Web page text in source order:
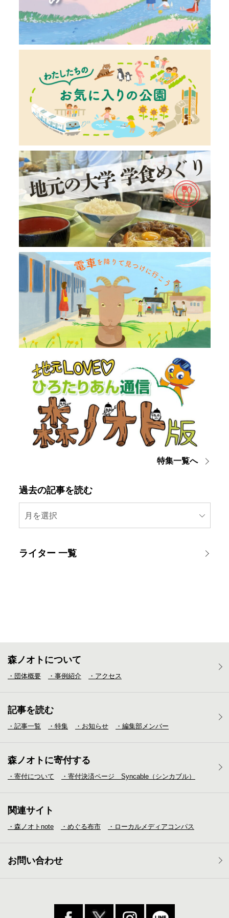
特集一覧へ
過去の記事を読む
月を選択
ライター 一覧
森ノオトについて
・団体概要 ・事例紹介 ・アクセス
記事を読む
・記事一覧 ・特集 ・お知らせ ・編集部メンバー
森ノオトに寄付する
・寄付について ・寄付決済ページ Syncable（シンカブル）
関連サイト
・森ノオトnote ・めぐる布市 ・ローカルメディア コンパス
お問い合わせ